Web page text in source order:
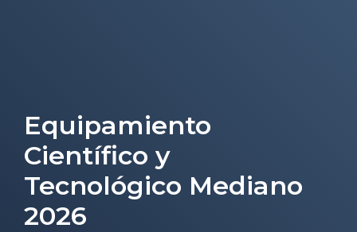
Equipamiento
Científico y
Tecnológico Mediano
2026